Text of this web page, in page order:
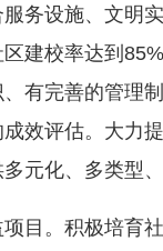
务设施、文明
建校率达到
有完善的管理
效评估。大力
元化、多类型
。积极培育社